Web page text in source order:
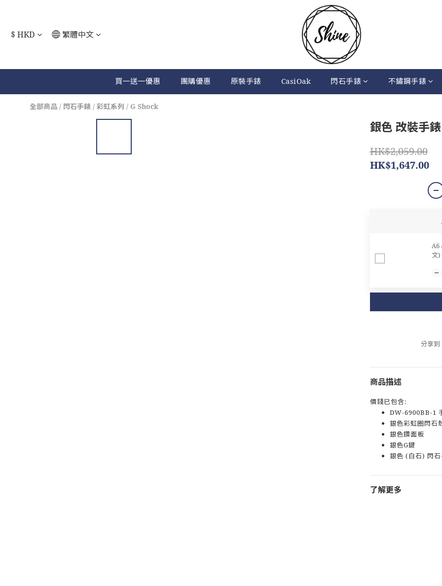
$ HKD 繁體中文
買一送一優惠 團購優惠 原裝手錶 CasiOak 閃石手錶 不鏽鋼手錶
全部商品 / 閃石手錶 / 彩虹系列 / G Shock
銀色 改裝手
HK$2,059.00
HK$1,647.00
A6
文)
分享到
商品描述
價錢已包含:
DW-6900BB-1
銀色彩虹圈閃石
銀色鑽面板
銀色G鍵
銀色 (白石) 閃
了解更多